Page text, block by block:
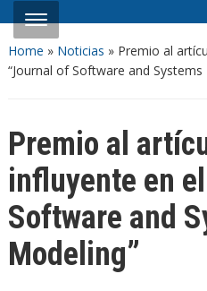
Home » Noticias » Premio al
“Journal of Software and Systems
Premio al
influyente en
Software and
Modeling”